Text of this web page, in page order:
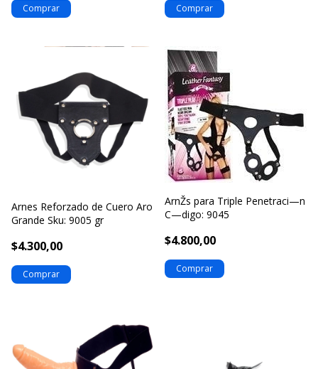
Arnes Reforzado de Cuero Aro
Grande Sku: 9005 gr
$4.300,00
ArnŽs para Triple Penetraci—n
C—digo: 9045
$4.800,00